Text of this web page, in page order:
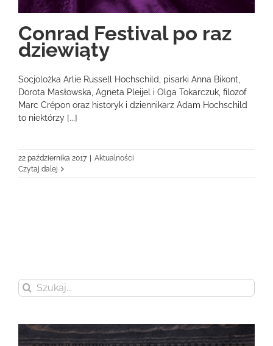
Conrad Festival po raz
dziewiąty
Socjolożka Arlie Russell Hochschild, pisarki Anna Bikont,
Dorota Masłowska, Agneta Pleijel i Olga Tokarczuk, filozof
Marc Crépon oraz historyk i dziennikarz Adam Hochschild
to niektórzy [...]
22 października 2017
Aktualności
Czytaj dalej
Szukaj